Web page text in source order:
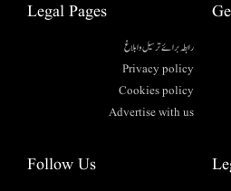
Legal Pages
رابطہ برائے ترسیل وابلاغ
Privacy policy
Cookies policy
Advertise with us
Follow Us